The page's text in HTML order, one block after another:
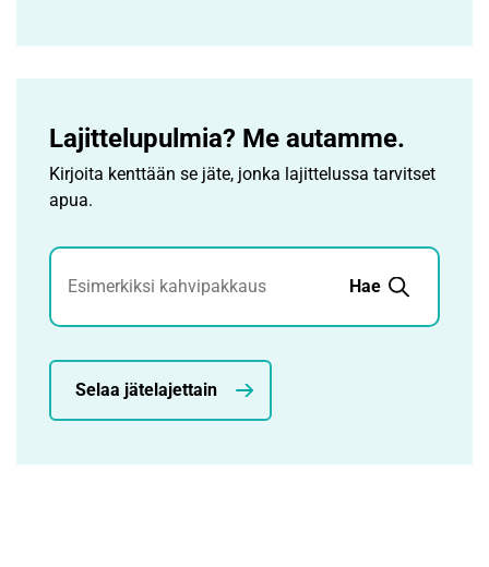
Lajittelupulmia? Me autamme.
Kirjoita kenttään se jäte, jonka lajittelussa tarvitset
apua.
Jätehaku
Hae
Selaa jätelajettain